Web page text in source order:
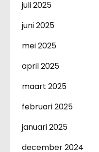
juli 2025
juni 2025
mei 2025
april 2025
maart 2025
februari 2025
januari 2025
december 2024